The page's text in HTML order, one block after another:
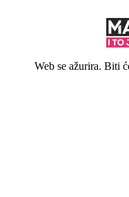
Web se ažurira. Biti